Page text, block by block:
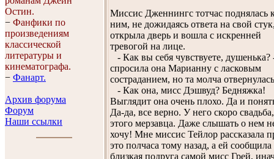
Остин.
− Фанфики по
произведениям
классической
литературы и
кинематографа.
− Фанарт.
Архив форума
Форум
Наши ссылки
Миссис Дженнингс тотчас поднялась
ним, не дожидаясь ответа на свой
открыла дверь и вошла с искренней
тревогой на лице.
- Как вы себя чувствуете, душенька?
спросила она Марианну с ласковым
состраданием, но та молча
- Как она, мисс Дэшвуд? Бедняжка!
Выглядит она очень плохо. Да и
Да-да, все верно. У него скоро
этого мерзавца. Даже слышать о нем
хочу! Мне миссис Тейлор рассказала
это полчаса тому назад, а ей сообщила
близкая подруга самой мисс Грей,